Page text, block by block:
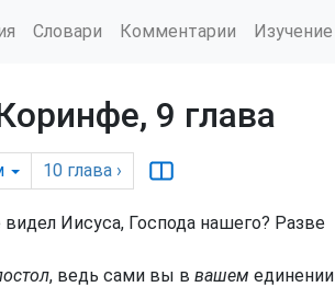
Словари Комментарии Изучение
9 глава
10 глава ›
Иисуса, Господа нашего? Разве
, ведь сами вы в вашем единении